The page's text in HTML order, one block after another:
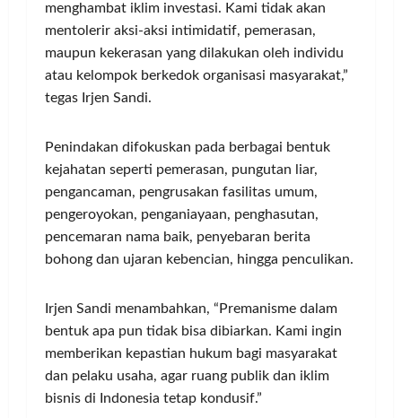
menghambat iklim investasi. Kami tidak akan
mentolerir aksi-aksi intimidatif, pemerasan,
maupun kekerasan yang dilakukan oleh individu
atau kelompok berkedok organisasi masyarakat,”
tegas Irjen Sandi.
Penindakan difokuskan pada berbagai bentuk
kejahatan seperti pemerasan, pungutan liar,
pengancaman, pengrusakan fasilitas umum,
pengeroyokan, penganiayaan, penghasutan,
pencemaran nama baik, penyebaran berita
bohong dan ujaran kebencian, hingga penculikan.
Irjen Sandi menambahkan, “Premanisme dalam
bentuk apa pun tidak bisa dibiarkan. Kami ingin
memberikan kepastian hukum bagi masyarakat
dan pelaku usaha, agar ruang publik dan iklim
bisnis di Indonesia tetap kondusif.”